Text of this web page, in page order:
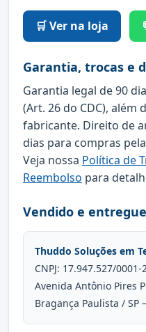
🛒 Ver na loja
Garantia, trocas e
Garantia legal de 90
(Art. 26 do CDC),
fabricante. Direito de
dias para compras
Veja nossa Política de
Reembolso para
Vendido e
Thuddo Soluções em
CNPJ: 17.947.527/0001-
Avenida Antônio Pires
Bragança Paulista / SP